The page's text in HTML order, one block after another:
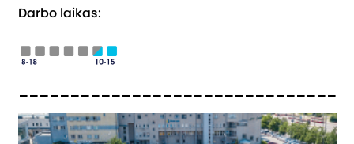
Darbo laikas:
_______________________________